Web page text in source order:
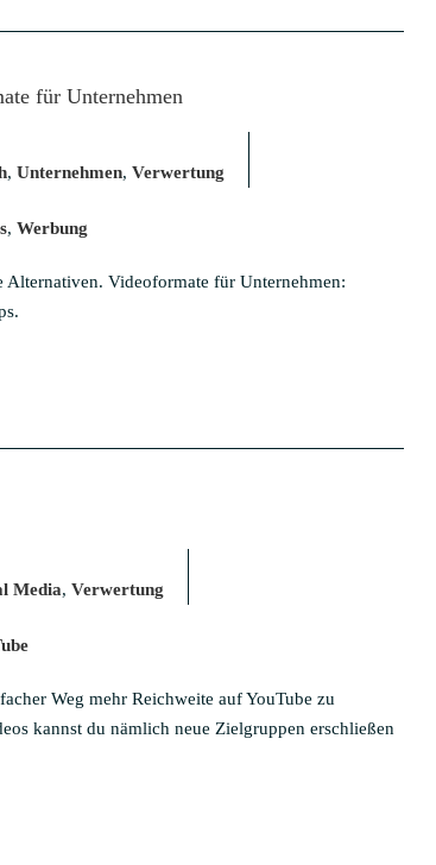
für Unternehmen
, Unternehmen, Verwertung
, Werbung
Videoformate für Unternehmen:
Media, Verwertung
Weg mehr Reichweite auf YouTube zu
kannst du nämlich neue Zielgruppen erschließen